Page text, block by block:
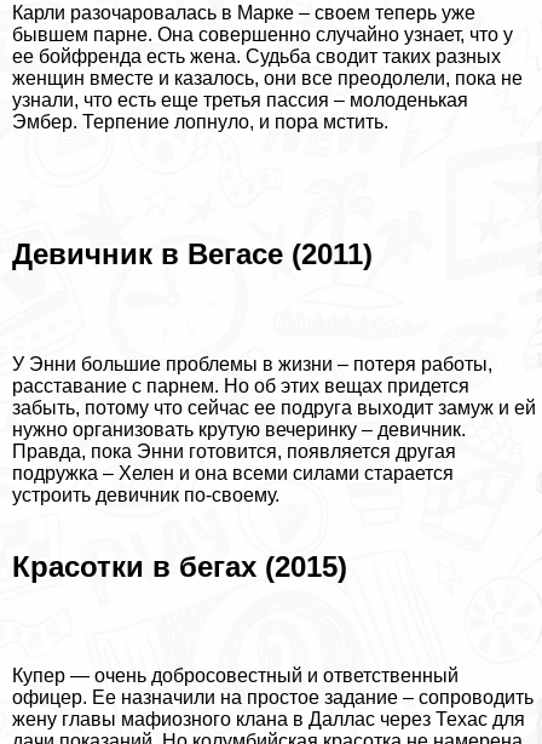
Карли разочаровалась в Марке – своем теперь уже
бывшем парне. Она совершенно случайно узнает, что у
ее бойфренда есть жена. Судьба сводит таких разных
женщин вместе и казалось, они все преодолели, пока не
узнали, что есть еще третья пассия – молоденькая
Эмбер. Терпение лопнуло, и пора мстить.
Девичник в Вегасе (2011)
У Энни большие проблемы в жизни – потеря работы,
расставание с парнем. Но об этих вещах придется
забыть, потому что сейчас ее подруга выходит замуж и ей
нужно организовать крутую вечеринку – девичник.
Правда, пока Энни готовится, появляется другая
подружка – Хелен и она всеми силами старается
устроить девичник по-своему.
Красотки в бегах (2015)
Купер — очень добросовестный и ответственный
офицер. Ее назначили на простое задание – сопроводить
жену главы мафиозного клана в Даллас через Техас для